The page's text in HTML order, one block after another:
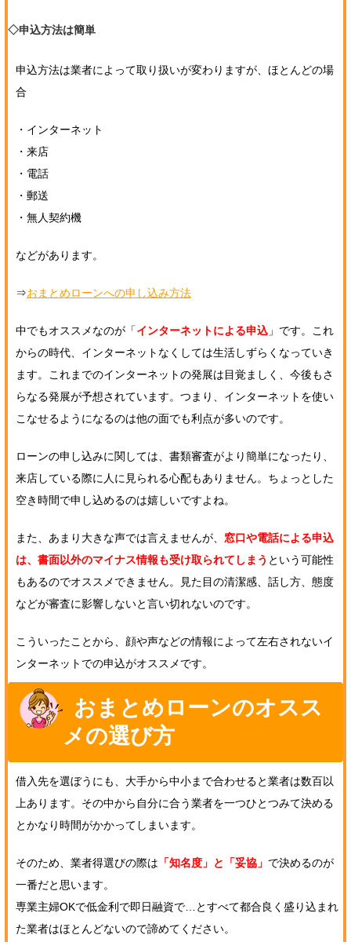
◇申込方法は簡単
申込方法は業者によって取り扱いが変わりますが、ほとんどの場
合
・インターネット
・来店
・電話
・郵送
・無人契約機
などがあります。
⇒おまとめローンへの申し込み方法
中でもオススメなのが「インターネットによる申込 」です。これ
からの時代、インターネットなくしては生活しずらくなっていき
ます。これまでのインターネットの発展は目覚ましく、今後もさ
らなる発展が予想されています。つまり、インターネットを使い
こなせるようになるのは他の面でも利点が多いのです。
ローンの申し込みに関しては、書類審査がより簡単になったり、
来店している際に人に見られる心配もありません。ちょっとした
空き時間で申し込めるのは嬉しいですよね。
また、あまり大きな声では言えませんが、 窓口や電話による申込
は、書面以外のマイナス情報も受け取られてしまう という可能性
もあるのでオススメできません。見た目の清潔感、話し方、態度
などが審査に影響しないと言い切れないのです。
こういったことから、顔や声などの情報によって左右されないイ
ンターネットでの申込がオススメです。
おまとめローンのオスス
メの選び方
借入先を選ぼうにも、大手から中小まで合わせると業者は数百以
上あります。その中から自分に合う業者を一つひとつみて決める
とかなり時間がかかってしまいます。
そのため、業者得選びの際は 「知名度」と「妥協」 で決めるのが
一番だと思います。
専業主婦OKで低金利で即日融資で…とすべて都合良く盛り込まれ
た業者はほとんどないので諦めてください。